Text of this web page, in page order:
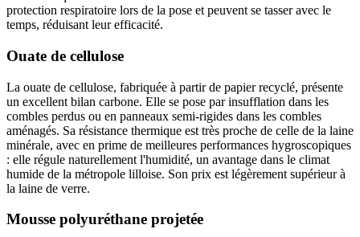
protection respiratoire lors de la pose et peuvent se tasser avec le
temps, réduisant leur efficacité.
Ouate de cellulose
La ouate de cellulose, fabriquée à partir de papier recyclé, présente
un excellent bilan carbone. Elle se pose par insufflation dans les
combles perdus ou en panneaux semi-rigides dans les combles
aménagés. Sa résistance thermique est très proche de celle de la laine
minérale, avec en prime de meilleures performances hygroscopiques
: elle régule naturellement l'humidité, un avantage dans le climat
humide de la métropole lilloise. Son prix est légèrement supérieur à
la laine de verre.
Mousse polyuréthane projetée